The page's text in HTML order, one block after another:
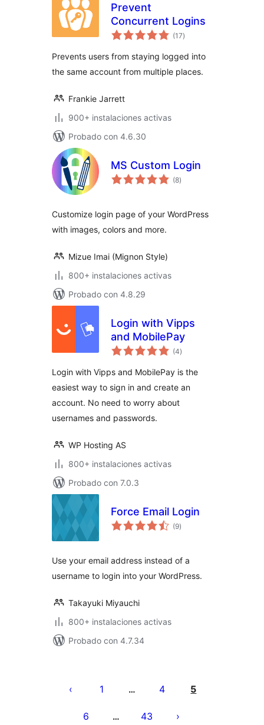
Prevent
Concurrent Logins
(17total
de
)
Prevents users from staying logged into
the same account from multiple places.
Frankie Jarrett
900+ instalaciones activas
Probado con 4.6.30
MS Custom Login
(8total
de
)
Customize login page of your WordPress
with images, colors and more.
Mizue Imai (Mignon Style)
800+ instalaciones activas
Probado con 4.8.29
Login with Vipps
and MobilePay
(4total
de
)
Login with Vipps and MobilePay is the
easiest way to sign in and create an
account. No need to worry about
usernames and passwords.
WP Hosting AS
800+ instalaciones activas
Probado con 7.0.3
Force Email Login
(9total
de
)
Use your email address instead of a
username to login into your WordPress.
Takayuki Miyauchi
800+ instalaciones activas
Probado con 4.7.34
1 … 4 5
6 … 43